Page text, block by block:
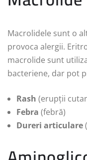
Macrolidele sunt o
provoca alergii.
macrolide sunt
bacteriene, dar pot
Rash (erupții
Febra (febră)
Dureri articulare